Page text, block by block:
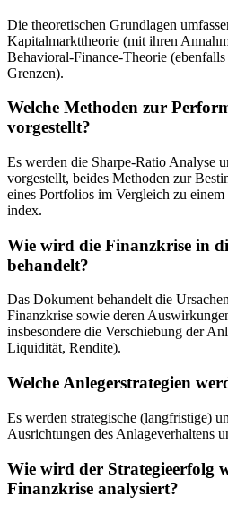
Die theoretischen Grundlagen
Kapitalmarkttheorie (mit ihren
Behavioral-Finance-Theorie
Grenzen).
Welche Methoden zur
vorgestellt?
Es werden die Sharpe-Ratio Analyse
vorgestellt, beides Methoden zur
eines Portfolios im Vergleich zu
index.
Wie wird die Finanzkrise in
behandelt?
Das Dokument behandelt die
Finanzkrise sowie deren
insbesondere die Verschiebung der
Liquidität, Rendite).
Welche Anlegerstrategien
Es werden strategische (langfristige)
Ausrichtungen des Anlageverhaltens
Wie wird der Strategieerfolg
Finanzkrise analysiert?